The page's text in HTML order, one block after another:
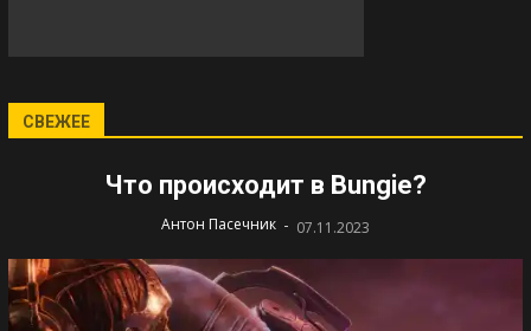
СВЕЖЕЕ
Что происходит в Bungie?
Антон Пасечник - 07.11.2023